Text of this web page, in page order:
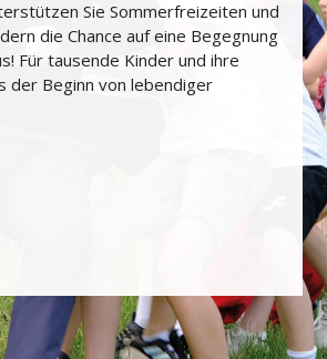
Sie Sommerfreizeiten und
die Chance auf eine Begegnung
Für tausende Kinder und ihre
der Beginn von lebendiger